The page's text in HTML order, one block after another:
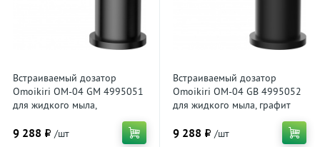
Встраиваемый дозатор
Omoikiri OM-04 GM 4995051
для жидкого мыла,
9 288 ₽ /шт
Встраиваемый дозатор
Omoikiri OM-04 GB 4995052
для жидкого мыла, графит
9 288 ₽ /шт